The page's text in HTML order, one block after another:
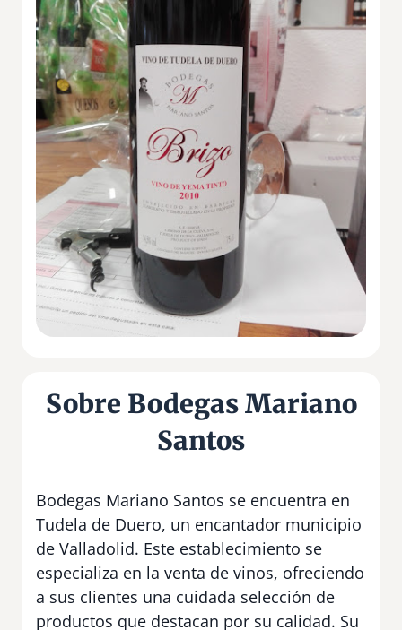
Sobre Bodegas Mariano
Santos
Bodegas Mariano Santos se encuentra en
Tudela de Duero, un encantador municipio
de Valladolid. Este establecimiento se
especializa en la venta de vinos, ofreciendo
a sus clientes una cuidada selección de
productos que destacan por su calidad. Su